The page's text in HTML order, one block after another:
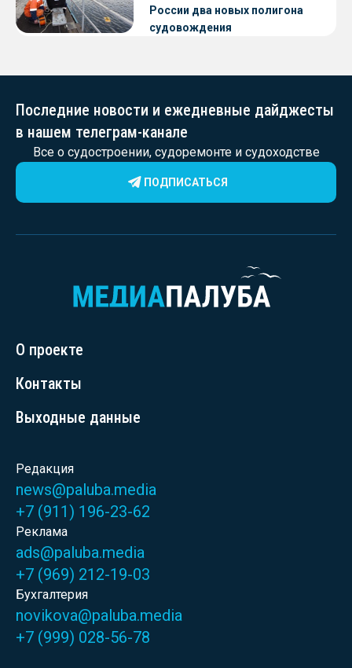
России два новых полигона
судовождения
Последние новости и ежедневные дайджесты
в нашем телеграм-канале
Все о судостроении, судоремонте и судоходстве
ПОДПИСАТЬСЯ
О проекте
Контакты
Выходные данные
Редакция
news@paluba.media
+7 (911) 196-23-62
Реклама
ads@paluba.media
+7 (969) 212-19-03
Бухгалтерия
novikova@paluba.media
+7 (999) 028-56-78